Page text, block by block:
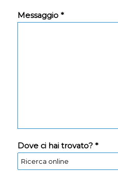
Messaggio *
Dove ci hai trovato? *